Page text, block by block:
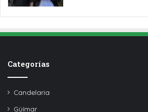
Categorías
Candelaria
Güímar